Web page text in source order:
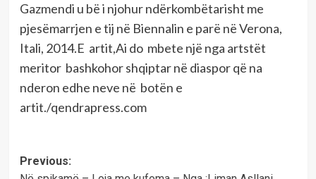
Gazmendi u bë i njohur ndërkombëtarisht me
pjesëmarrjen e tij në Biennalin e parë në Verona,
Itali, 2014.E artit,Ai do mbete një nga artstët
meritor bashkohor shqiptar në diaspor që na
nderon edhe neve në botën e
artit./qendrapress.com
Post
Previous: